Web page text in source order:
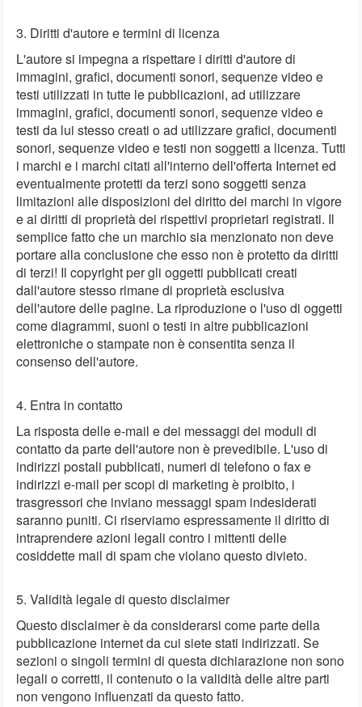
3. Diritti d'autore e termini di licenza
L'autore si impegna a rispettare i diritti d'autore di
immagini, grafici, documenti sonori, sequenze video e
testi utilizzati in tutte le pubblicazioni, ad utilizzare
immagini, grafici, documenti sonori, sequenze video e
testi da lui stesso creati o ad utilizzare grafici, documenti
sonori, sequenze video e testi non soggetti a licenza. Tutti
i marchi e i marchi citati all'interno dell'offerta Internet ed
eventualmente protetti da terzi sono soggetti senza
limitazioni alle disposizioni del diritto dei marchi in vigore
e ai diritti di proprietà dei rispettivi proprietari registrati. Il
semplice fatto che un marchio sia menzionato non deve
portare alla conclusione che esso non è protetto da diritti
di terzi! Il copyright per gli oggetti pubblicati creati
dall'autore stesso rimane di proprietà esclusiva
dell'autore delle pagine. La riproduzione o l'uso di oggetti
come diagrammi, suoni o testi in altre pubblicazioni
elettroniche o stampate non è consentita senza il
consenso dell'autore.
4. Entra in contatto
La risposta delle e-mail e dei messaggi dei moduli di
contatto da parte dell'autore non è prevedibile. L'uso di
indirizzi postali pubblicati, numeri di telefono o fax e
indirizzi e-mail per scopi di marketing è proibito, i
trasgressori che inviano messaggi spam indesiderati
saranno puniti. Ci riserviamo espressamente il diritto di
intraprendere azioni legali contro i mittenti delle
cosiddette mail di spam che violano questo divieto.
5. Validità legale di questo disclaimer
Questo disclaimer è da considerarsi come parte della
pubblicazione internet da cui siete stati indirizzati. Se
sezioni o singoli termini di questa dichiarazione non sono
legali o corretti, il contenuto o la validità delle altre parti
non vengono influenzati da questo fatto.